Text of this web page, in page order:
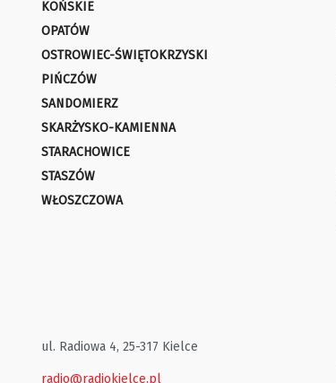
KOŃSKIE
OPATÓW
OSTROWIEC-ŚWIĘTOKRZYSKI
PIŃCZÓW
SANDOMIERZ
SKARŻYSKO-KAMIENNA
STARACHOWICE
STASZÓW
WŁOSZCZOWA
ul. Radiowa 4, 25-317 Kielce
radio@radiokielce.pl